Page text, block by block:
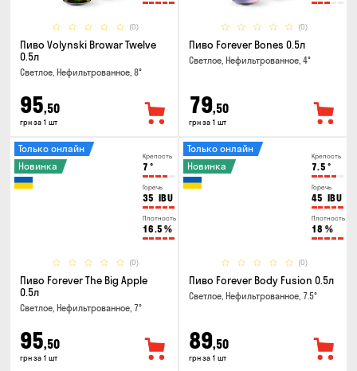
(0)
Пиво Volynski Browar Twelve
0.5л
Светлое, Нефильтрованное, 8°
95,50
грн за 1 шт
(0)
Пиво Forever Bones 0.5л
Светлое, Нефильтрованное, 4°
79,50
грн за 1 шт
Крепость
7 °
Горечь
35 IBU
Плотность
16.5 %
(0)
Только онлайн
Новинка
Пиво Forever The Big Apple
0.5л
Светлое, Нефильтрованное, 7°
95,50
грн за 1 шт
Крепость
7.5 °
Горечь
45 IBU
Плотность
18 %
(0)
Только онлайн
Новинка
Пиво Forever Body Fusion 0.5л
Светлое, Нефильтрованное, 7.5°
89,50
грн за 1 шт